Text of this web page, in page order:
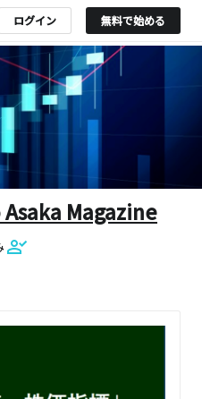
ログイン 無料で始める
Magazine